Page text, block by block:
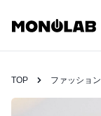
TOP ファッション